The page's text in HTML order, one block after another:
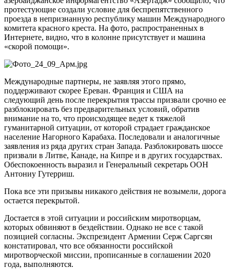
протестующие создали условие для беспрепятственного
проезда в непризнанную республику машин Международного
комитета красного креста. На фото, распространенных в
Интернете, видно, что в колонне присутствует и машина
«скорой помощи».
Международные партнеры, не заявляя этого прямо,
поддерживают скорее Ереван. Франция и США на
следующий день после перекрытия трассы призвали срочно ее
разблокировать без предварительных условий, обратив
внимание на то, что происходящее ведет к тяжелой
гуманитарной ситуации, от которой страдает гражданское
население Нагорного Карабаха. Последовали и аналогичные
заявления из ряда других стран Запада. Разблокировать шоссе
призвали в Литве, Канаде, на Кипре и в других государствах.
Обеспокоенность выразил и Генеральный секретарь ООН
Антониу Гутерриш.
Пока все эти призывы никакого действия не возымели, дорога
остается перекрытой.
Достается в этой ситуации и российским миротворцам,
которых обвиняют в бездействии. Однако не все с такой
позицией согласны. Экспрезидент Армении Серж Саргсян
констатировал, что все обязанности российской
миротворческой миссии, прописанные в соглашении 2020
года, выполняются.